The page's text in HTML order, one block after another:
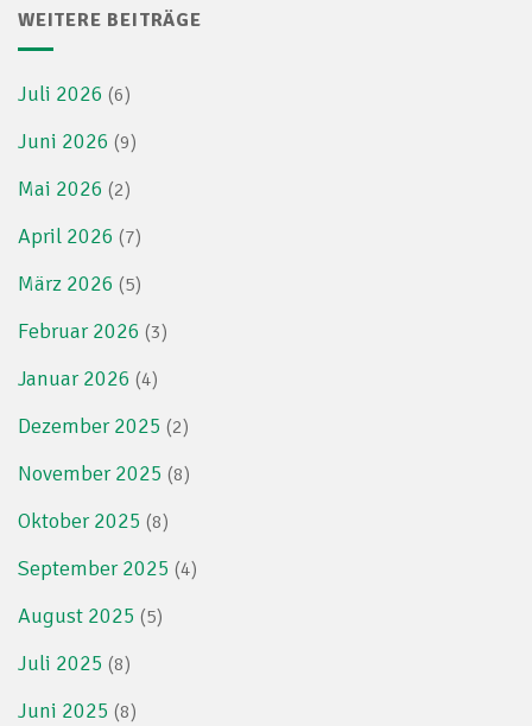
WEITERE BEITRÄGE
Juli 2026 (6)
Juni 2026 (9)
Mai 2026 (2)
April 2026 (7)
März 2026 (5)
Februar 2026 (3)
Januar 2026 (4)
Dezember 2025 (2)
November 2025 (8)
Oktober 2025 (8)
September 2025 (4)
August 2025 (5)
Juli 2025 (8)
Juni 2025 (8)